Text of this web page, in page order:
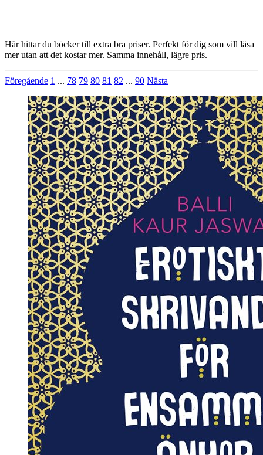
Här hittar du böcker till extra bra priser. Perfekt för dig som vill läsa
mer utan att det kostar mer. Samma innehåll, lägre pris.
Föregående 1 ... 78 79 80 81 82 ... 90 Nästa